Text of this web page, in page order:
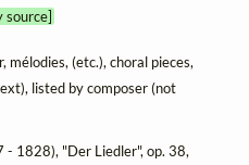
source]
mélodies, (etc.), choral pieces,
listed by composer (not
- 1828), "Der Liedler", op. 38,